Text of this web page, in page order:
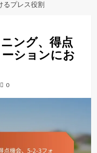
るプレス役割
ング、得点
ションにお
0